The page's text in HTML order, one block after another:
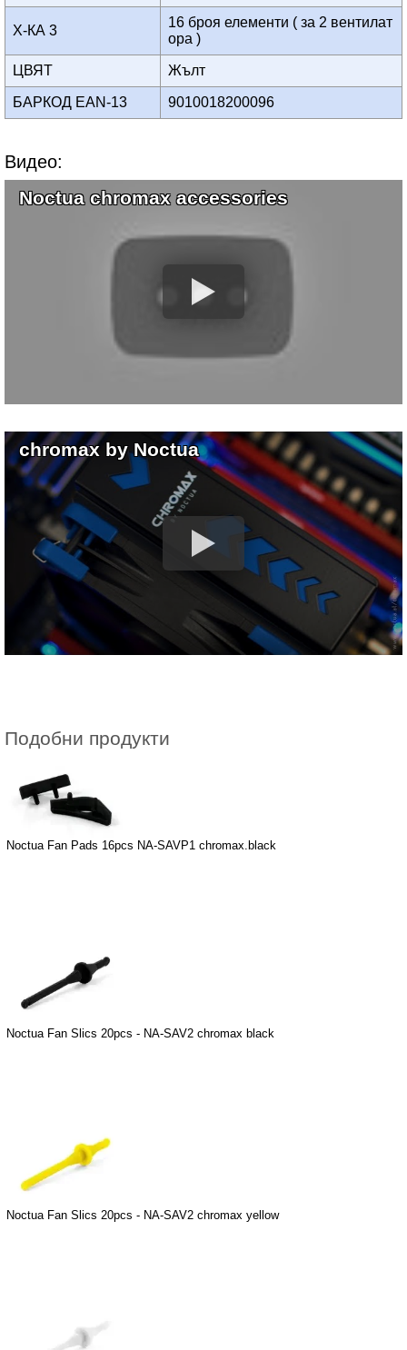
Х-КА 3
16 броя елементи ( за 2 вентилат
ора )
ЦВЯТ Жълт
БАРКОД EAN-13 9010018200096
Видео:
Noctua chromax accessories
chromax by Noctua
Подобни продукти
Noctua Fan Pads 16pcs NA-SAVP1 chromax.black
Noctua Fan Slics 20pcs - NA-SAV2 chromax black
Noctua Fan Slics 20pcs - NA-SAV2 chromax yellow